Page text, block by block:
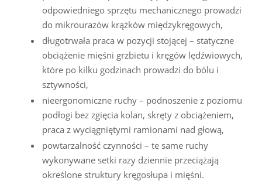
odpowiedniego sprzętu mechanicznego prowadzi
do mikrourazów krążków międzykręgowych,
długotrwała praca w pozycji stojącej – statyczne
obciążenie mięśni grzbietu i kręgów lędźwiowych,
które po kilku godzinach prowadzi do bólu i
sztywności,
nieergonomiczne ruchy – podnoszenie z poziomu
podłogi bez zgięcia kolan, skręty z obciążeniem,
praca z wyciągniętymi ramionami nad głową,
powtarzalność czynności – te same ruchy
wykonywane setki razy dziennie przeciążają
określone struktury kręgosłupa i mięśni.